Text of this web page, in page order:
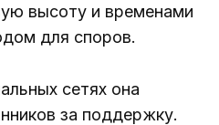
высоту и временами
для споров.
сетях она
за поддержку.